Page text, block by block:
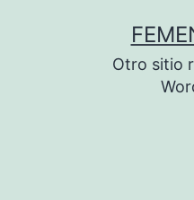
Otro sitio